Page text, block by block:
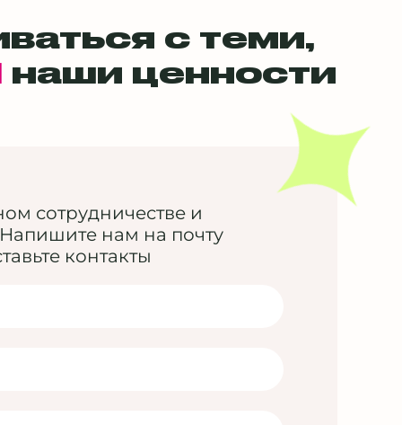
с теми,
наши ценности
сотрудничестве и
нам на почту
контакты